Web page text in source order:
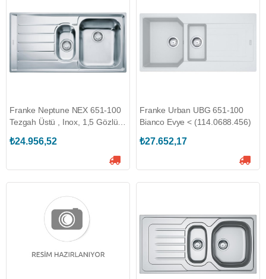
Franke Neptune NEX 651-100
Tezgah Üstü , Inox, 1,5 Gözlü
(101.0656.168)
₺24.956,52
Franke Urban UBG 651-100
Bianco Evye < (114.0688.456)
₺27.652,17